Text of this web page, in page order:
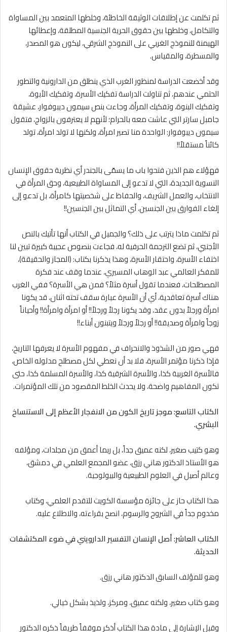
ثم تكلمت عن إطلاقات الوثيقة الخاطئة، وخلطها المتعمد بين المساواة
والتكامل، وخلطها بين حقوق الحرية الجنسية المطلقة، وإعطائها
الهيمنة للنموذج الغربي على النموذج الشرقي، ليكون هو المصدر،
والمسطرة، والمقياس.
وقد أخضعت الدراسة لمنظور الغرب الذي ينطلق من الدارونية والتطور
الحتمي عندهم، ثم تناولت الدراسة تفكيك الأسرة، وتفكيك الأبوة،
وتفكيك البنوة، وتفكيك المرأة، وجاءت بنص سيمون ديبوفوار، عشيقة
جامبل سارتر التي عاشت معه بالحرام؛ لأنهم لا يعترفون بالزواج، فتقول
سيمون ديبوفوار: الواحدة منا تصير امرأة، ولكنها لا تولد امرأة، تولد
كائناً مستقلاً!!
فهؤلاء هم الذين فتحوا باب ما يسمّى بالجندر أي نظرية حقوق الإنسان
النسوية الجديدة، التي لا تدعو إلى المساواة الطبيعية، وحق المرأة في
الانتخاب، والعمل الشريف، والحفاظ على شخصيتها كامرأة، بل تدعو إلى
إلغاء الفوارق بين الجنسين، أي التماثل بين الجنسين!!
ثم تكلمت ماذا يترتب على ذلك؟ والجميل في الكتاب أنها تأتيك بالنص
الأجنبي، ثم تضع الترجمة الحرفية له، فجاءت بنصوص عجيبة كبيرة تبين لنا
اختفاء الأسرة، واحتقار الأسرة، وهذا يذكرنا بكتاب: (المجاز والحقيقة)،
للمفكر العالمي عبد الوهاب المسيري، عندما وقف عند فكرة
المصطلحات، فعندما تقول أسرة مثلاً؟ فمن هي الأسرة؟ ففي الغرب
هناك أسرة تعاقدية، أي أن الأسرة عبارة سقف تحته اثنان، قد يكونا
امرأة ورجلاً بدون عقد، وقد يكونا رجلاً ورجلاً!! أو امرأة وامرأة!! وأحياناً
زوجاً وامرأة وصديقة!! أو رجلاً ورجلاً ويتبنون أبناء!!
فهي صور من الشذوذ والانحراف في مفهوم الأسرة لا يعرفها التاريخ،
فإذا ذكرنا مؤتمر الأسرة، فلا بد أن نعطي لكل مصطلح مدلوله الخاص،
فالأسرة الغربية كذا، والأسرة الشرقية كذا، والأسرة المسلمة كذا، حتى
تكون المفاهيم واضحة، ولا يحدث الخلط المقصود من تلك المؤتمرات.
الكتاب التاسع: موجز تاريخ الكون من الانفجار الأعظم إلى الاستنساخ
البشري.
وهو كتيب صغير، لكنه عميق جداً، بل ربما أعمق من مجلدات، ومؤلفه
هو الأستاذ الدكتور هاني رزق، عضو المجمع العلمي في دمشق،
وعالم أصيل في العلوم الطبيعية والبيولوجية.
هذا الكتاب حاز على جائزة مؤسسة الكويت للتقدم العلمي، وكتاب
مخدوم جداً في الشروح والرسوم، انصح بقراءته، والاطلاع عليه.
الكتاب العاشر: أصل الإنسان التفسير الدارويني في ضوء المكتشفات
الحديثة.
وهو للمؤلف السابق الدكتور هاني رزق.
وهو كتاب صغير، ولكنه عميق، ومركز، ولذيذ بشكل خيالي.
وقبل الإشارة إلى مادة هذا الكتاب أذكر موقفاً طريفاً ذكره الدكتور